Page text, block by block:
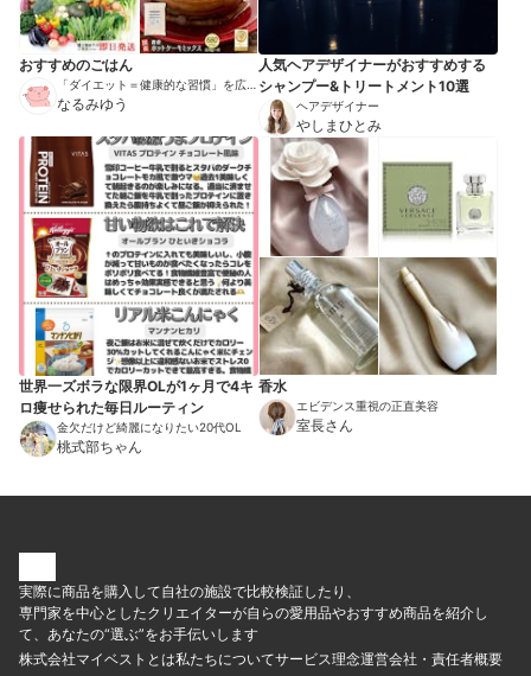
おすすめのごはん
「ダイエット＝健康的な習慣」を広め
る伝道師
なるみゆう
人気ヘアデザイナーがおすすめする
シャンプー&トリートメント10選
ヘアデザイナー
やしまひとみ
世界一ズボラな限界OLが1ヶ月で4キ
ロ痩せられた毎日ルーティン
金欠だけど綺麗になりたい20代OL
桃式部ちゃん
香水
エビデンス重視の正直美容
室長さん
実際に商品を購入して自社の施設で比較検証したり、
専門家を中心としたクリエイターが自らの愛用品やおすすめ商品を紹介し
て、あなたの“選ぶ”をお手伝いします
株式会社マイベストとは私たちについてサービス理念運営会社・責任者概要